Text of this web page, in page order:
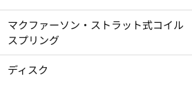
マクファーソン・ストラット式コイル
スプリング
ディスク